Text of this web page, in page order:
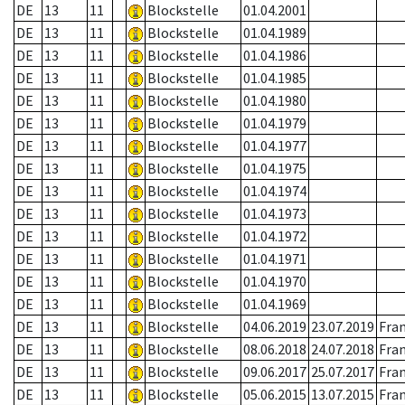
DE
13 11 Blockstelle
01.04.2001
DE
13 11 Blockstelle
01.04.1989
DE
13 11 Blockstelle
01.04.1986
DE
13 11 Blockstelle
01.04.1985
DE
13 11 Blockstelle
01.04.1980
DE
13 11 Blockstelle
01.04.1979
DE
13 11 Blockstelle
01.04.1977
DE
13 11 Blockstelle
01.04.1975
DE
13 11 Blockstelle
01.04.1974
DE
13 11 Blockstelle
01.04.1973
DE
13 11 Blockstelle
01.04.1972
DE
13 11 Blockstelle
01.04.1971
DE
13 11 Blockstelle
01.04.1970
DE
13 11 Blockstelle
01.04.1969
DE
13 11 Blockstelle 04.06.2019 23.07.2019
DE
13 11 Blockstelle 08.06.2018 24.07.2018
DE
13 11 Blockstelle 09.06.2017 25.07.2017
DE
13 11 Blockstelle 05.06.2015 13.07.2015